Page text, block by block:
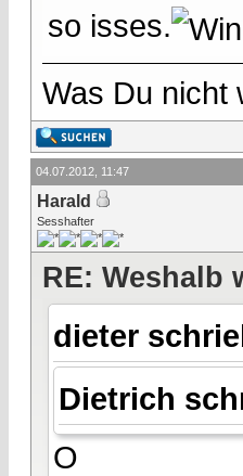
so isses.
Was Du nicht
04.07.2012, 11:47
Harald
Sesshafter
RE: Weshalb
dieter
Dietrich
O